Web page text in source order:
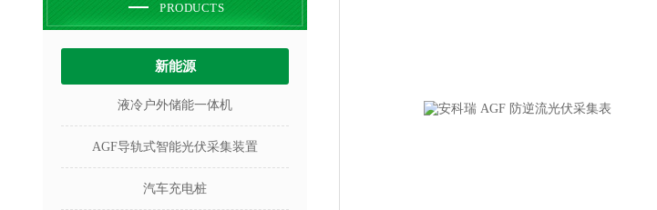
PRODUCTS
新能源
液冷户外储能一体机
AGF导轨式智能光伏采集装置
汽车充电桩